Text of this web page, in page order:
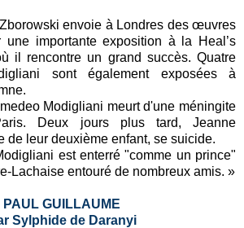
envoie à Londres des œuvres
importante exposition à la Heal’s
il rencontre un grand succès. Quatre
sont également exposées à
Modigliani meurt d'une méningite
Deux jours plus tard, Jeanne
de leur deuxième enfant, se suicide.
est enterré "comme un prince"
Lachaise entouré de nombreux amis. »
PAUL GUILLAUME
Sylphide de Daranyi